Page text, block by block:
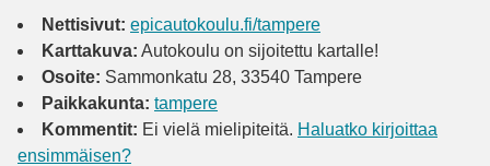
Nettisivut: epicautokoulu.fi/tampere
Karttakuva: Autokoulu on sijoitettu kartalle!
Osoite: Sammonkatu 28, 33540 Tampere
Paikkakunta: tampere
Kommentit: Ei vielä mielipiteitä. Haluatko kirjoittaa
ensimmäisen?